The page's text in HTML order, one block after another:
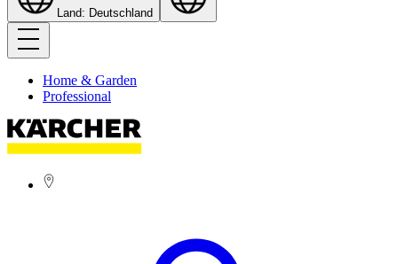
Land: Deutschland
Home & Garden
Professional